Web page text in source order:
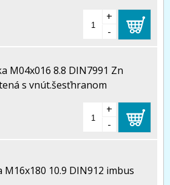
+
-
M04x016 8.8 DIN7991 Zn
s vnút.šesťhranom
+
-
M16x180 10.9 DIN912 imbus